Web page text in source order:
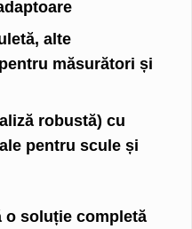
, alte
măsurători și
robustă) cu
pentru scule și
o soluție completă